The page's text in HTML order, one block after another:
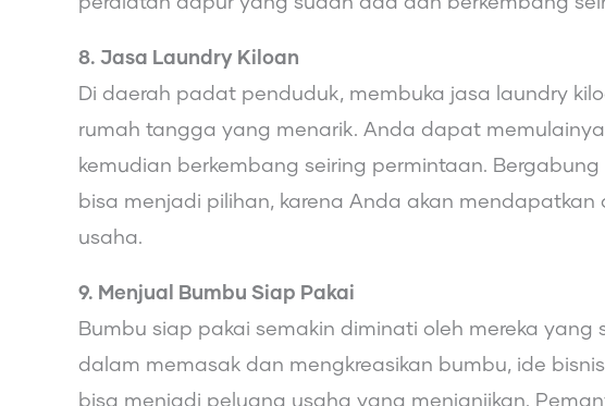
8. Jasa Laundry Kiloan
Di daerah padat penduduk, membuka jasa laundry
rumah tangga yang menarik. Anda dapat
kemudian berkembang seiring permintaan.
bisa menjadi pilihan, karena Anda akan
usaha.
9. Menjual Bumbu Siap Pakai
Bumbu siap pakai semakin diminati oleh mereka yang
dalam memasak dan mengkreasikan bumbu, ide
bisa menjadi peluang usaha yang menjanjikan.